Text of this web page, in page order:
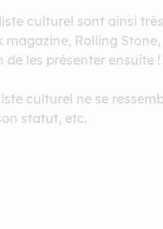
culturel sont ainsi
magazine, Rolling
les présenter ensuite !
culturel ne se
statut, etc.